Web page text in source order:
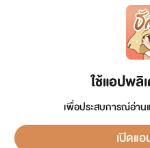
ใช้แอปพ
เพื่อประสบการณ์อ่า
เปิดแ
เว็บไซต์แห่งนี้ไม่ได้เห็นด้วยและไม่ขอรับผิดชอบต่
วิจารณญาณในการกลั่นกรองด้วยตนเอง และหา
กรุณาแจ้งมาที่ tunwalai@ookbee.com เพื่อทีมง
ลิขสิทธิ์ตามพระราชบัญญัติลิขสิทธิ์ (ฉบับเพิ่มเติม)